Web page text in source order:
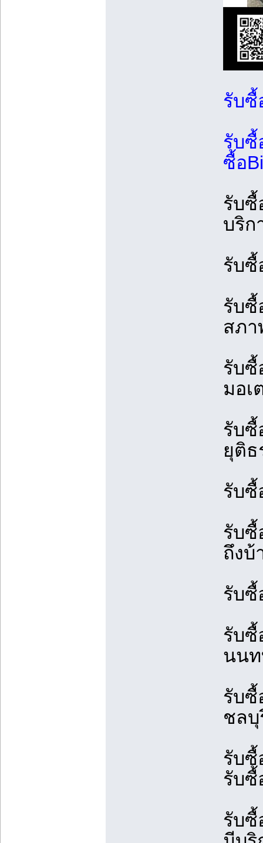
รับซื้
รับซื้
ซื้อ
รับซื้
บริก
รับซื้
รับซื้
สภา
รับซื้
มอเ
รับซื้
ยุติธ
รับซื้
รับซื้
ถึงบ้
รับซื้
รับซื้
นนท
รับซื้
ชลบุ
รับซื้
รับ
รับซื้